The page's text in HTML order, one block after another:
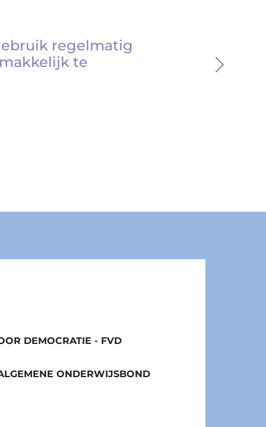
regelmatig
te
Next
DEMOCRATIE - FVD
ONDERWIJSBOND